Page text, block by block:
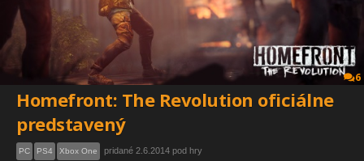
6
Homefront: The Revolution oficiálne
predstavený
PC PS4 Xbox One pridané 2.6.2014 pod hry